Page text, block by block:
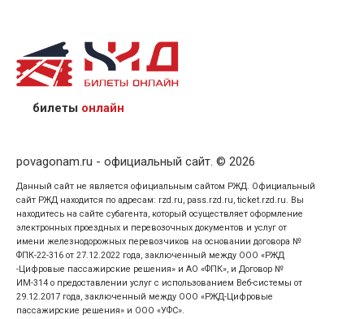
назвав кассиру 14-значный номер заказа;
предъявив удостоверение личности пассажира, на
кого оформлен билет.
билеты онлайн
povagonam.ru - официальный сайт. © 2026
Данный сайт не является официальным сайтом РЖД. Официальный
сайт РЖД находится по адресам: rzd.ru, pass.rzd.ru, ticket.rzd.ru. Вы
находитесь на сайте субагента, который осуществляет оформление
электронных проездных и перевозочных документов и услуг от
имени железнодорожных перевозчиков на основании договора №
ФПК-22-316 от 27.12.2022 года, заключенный между ООО «РЖД
-Цифровые пассажирские решения» и АО «ФПК», и Договор №
ИМ-314 о предоставлении услуг с использованием Веб-системы от
29.12.2017 года, заключенный между ООО «РЖД-Цифровые
пассажирские решения» и ООО «УФС».